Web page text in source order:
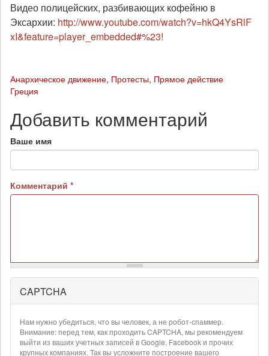
Видео полицейских, разбивающих кофейню в
Эксархии: http://www.youtube.com/watch?v=hkQ4YsRlF
xI&feature=player_embedded#%23!
Анархическое движение, Протесты, Прямое действие
Греция
Добавить комментарий
Ваше имя
Комментарий *
Более
подробная
информация
текстовых
CAPTCHA
Нам нужно убедиться, что вы человек, а не робот-спаммер.
Внимание: перед тем, как проходить CAPTCHA, мы рекомендуем
выйти из ваших учетных записей в Google, Facebook и прочих
крупных компаниях. Так вы усложните построение вашего